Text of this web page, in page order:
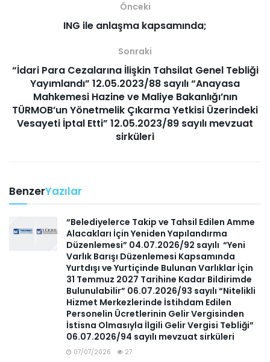
Önceki
ING ile anlaşma kapsamında;
Sonraki
“İdari Para Cezalarına İlişkin Tahsilat Genel Tebliği
Yayımlandı” 12.05.2023/88 sayılı “Anayasa
Mahkemesi Hazine ve Maliye Bakanlığı’nın
TÜRMOB’un Yönetmelik Çıkarma Yetkisi Üzerindeki
Vesayeti İptal Etti” 12.05.2023/89 sayılı mevzuat
sirküleri
BenzerYazılar
“Belediyelerce Takip ve Tahsil Edilen Amme
Alacakları İçin Yeniden Yapılandırma
Düzenlemesi” 04.07.2026/92 sayılı “Yeni
Varlık Barışı Düzenlemesi Kapsamında
Yurtdışı ve Yurtiçinde Bulunan Varlıklar İçin
31 Temmuz 2027 Tarihine Kadar Bildirimde
Bulunulabilir” 06.07.2026/93 sayılı “Nitelikli
Hizmet Merkezlerinde İstihdam Edilen
Personelin Ücretlerinin Gelir Vergisinden
İstisna Olmasıyla İlgili Gelir Vergisi Tebliği”
06.07.2026/94 sayılı mevzuat sirküleri
07/07/2026 27